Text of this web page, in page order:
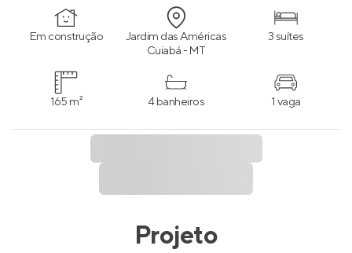
Em construção Jardim das Américas
Cuiabá - MT
3 suítes
165 m² 4 banheiros 1 vaga
Projeto